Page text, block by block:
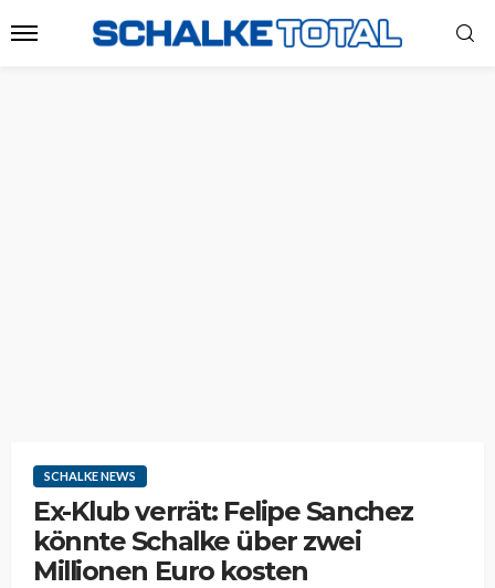
SCHALKE NEWS
Ex-Klub verrät: Felipe Sanchez
könnte Schalke über zwei
Millionen Euro kosten